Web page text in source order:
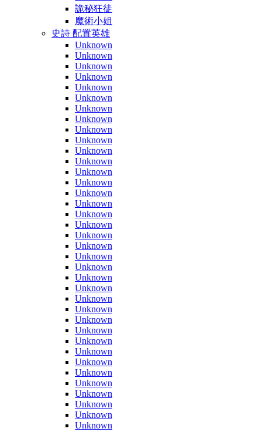
詭秘狂徒
魔術小姐
史詩 配置英雄
Unknown
Unknown
Unknown
Unknown
Unknown
Unknown
Unknown
Unknown
Unknown
Unknown
Unknown
Unknown
Unknown
Unknown
Unknown
Unknown
Unknown
Unknown
Unknown
Unknown
Unknown
Unknown
Unknown
Unknown
Unknown
Unknown
Unknown
Unknown
Unknown
Unknown
Unknown
Unknown
Unknown
Unknown
Unknown
Unknown
Unknown